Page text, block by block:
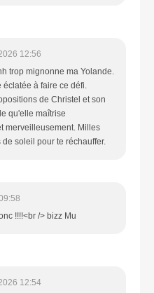
12:56
trop mignonne ma Yolande.
éclatée à faire ce défi.
de Christel et son
qu'elle maîtrise
merveilleusement. Milles
soleil pour te réchauffer.
!!!!<br /> bizz Mu
12:54